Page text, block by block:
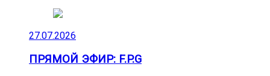
27.07.2026
ПРЯМОЙ ЭФИР: F.P.G